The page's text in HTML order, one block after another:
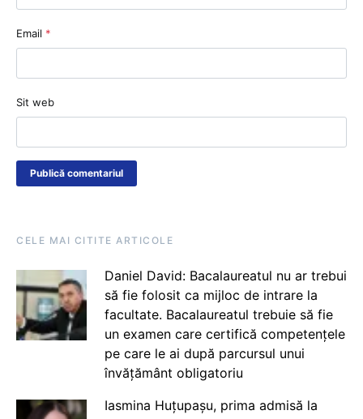
Email *
Sit web
CELE MAI CITITE ARTICOLE
Daniel David: Bacalaureatul nu ar trebui
să fie folosit ca mijloc de intrare la
facultate. Bacalaureatul trebuie să fie
un examen care certifică competențele
pe care le ai după parcursul unui
învățământ obligatoriu
Iasmina Huțupașu, prima admisă la